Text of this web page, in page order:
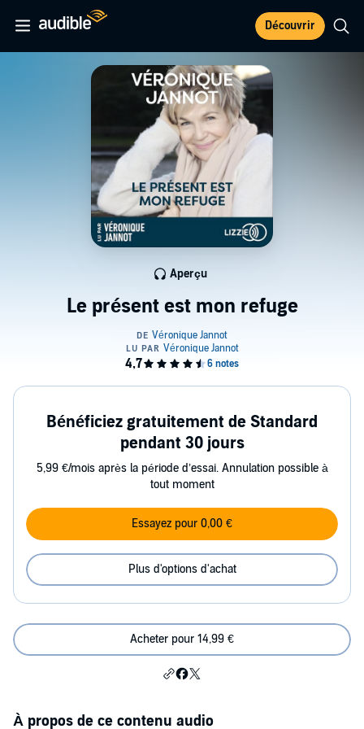
Découvrir
Le présent est mon refuge
Aperçu
Bénéficiez gratuitement de Standard
pendant 30 jours
5,99 €/mois après la période d’essai. Annulation possible à
tout moment
Essayez pour 0,00 €
Plus d'options d'achat
Acheter pour 14,99 €
À propos de ce contenu audio